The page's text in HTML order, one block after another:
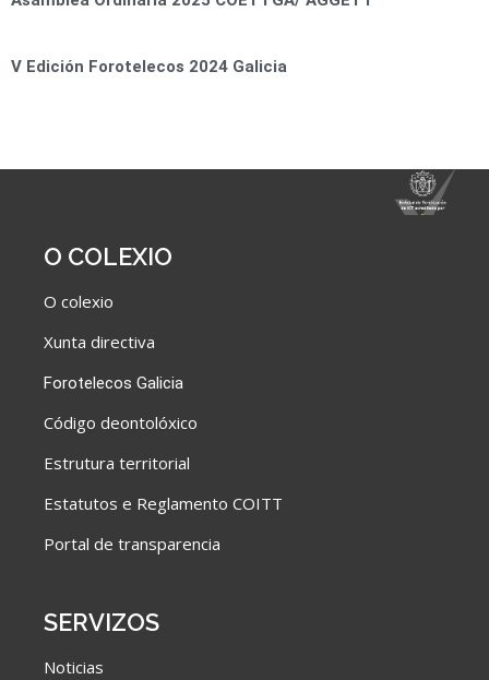
V Edición Forotelecos 2024 Galicia
O COLEXIO
O colexio
Xunta directiva
Forotelecos Galicia
Código deontolóxico
Estrutura territorial
Estatutos e Reglamento COITT
Portal de transparencia
SERVIZOS
Noticias